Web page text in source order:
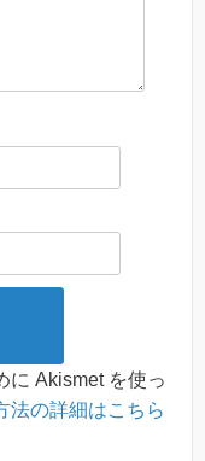
に Akismet を使っ
法の詳細はこちら